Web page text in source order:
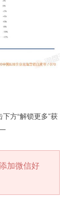
方“解锁更多”获
加微信好